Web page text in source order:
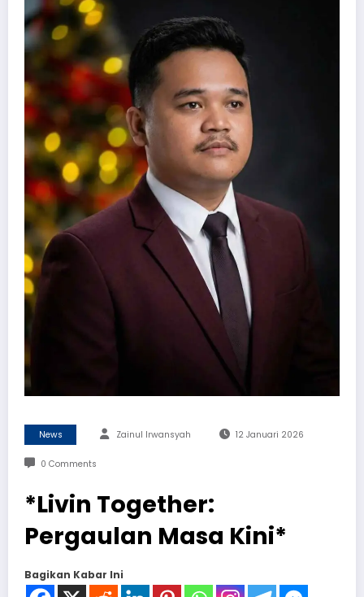
News Zainul Irwansyah 12 Januari 2026
0 Comments
*Livin Together:
Pergaulan Masa Kini*
Bagikan Kabar Ini